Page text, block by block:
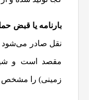
بارنامه یا قبض
نقل صادر می‌شود
مقصد است و
زمینی) را مشخص